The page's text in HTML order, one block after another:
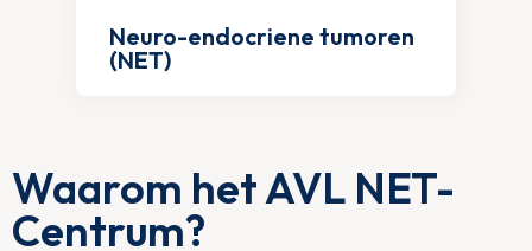
Neuro-endocriene tumoren
(NET)
Waarom het AVL NET-
Centrum?